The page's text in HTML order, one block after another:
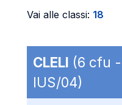
Vai alle classi: 18
CLELI (6 cfu
IUS/04)